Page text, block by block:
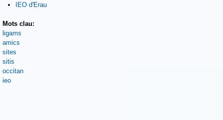
IEO d'Erau
Mots clau:
ligams
amics
sites
sitis
occitan
ieo